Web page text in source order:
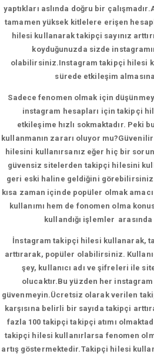
yaptıkları aslında doğru bir
tamamen yüksek kitlelere erişen
hilesi kullanarak takipçi sayınız
koyduğunuzda sizde
olabilirsiniz.Instagram takipçi hilesi
sürede etkileşim
Sadece fenomen olmak için
instagram hesapları için takipçi
etkileşime hızlı sokmaktadır. Peki
kullanmanın zararı oluyor
hilesini kullanırsanız eğer hiç bir
güvensiz sitelerden takipçi hilesini
geri eski haline geldiğini
kısa zaman içinde popüler olmak
kullanımı hem de fonomen olma
kullandığı işlemler
İnstagram takipçi hilesi kullanarak,
arttırarak, popüler olabilirsiniz.
şey, kullanıcı adı ve şifreleri ile
olucaktır.Bu yüzden her
güvenmeyin.Ücretsiz olarak verilen
karşısına belirli bir sayıda takipçi
fazla 100 takipçi takipçi atımı
takipçi hilesi kullanırlarsa fenomen
artış göstermektedir.Takipçi hilesi